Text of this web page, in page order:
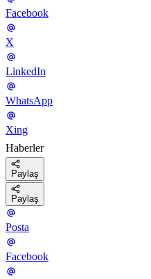
Facebook
X
LinkedIn
WhatsApp
Xing
Haberler
Paylaş
Paylaş
Posta
Facebook